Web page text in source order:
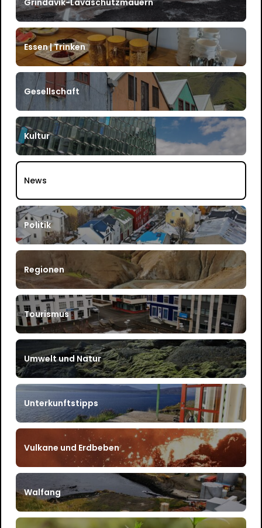
Essen | Trinken
Gesellschaft
Kultur
News
Politik
Regionen
Tourismus
Umwelt und Natur
Unterkunftstipps
Vulkane und Erdbeben
Walfang